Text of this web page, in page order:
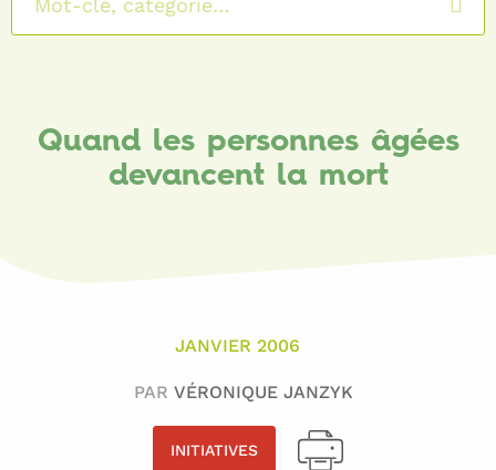
Quand les personnes âgées
devancent la mort
JANVIER 2006
PAR VÉRONIQUE JANZYK
INITIATIVES